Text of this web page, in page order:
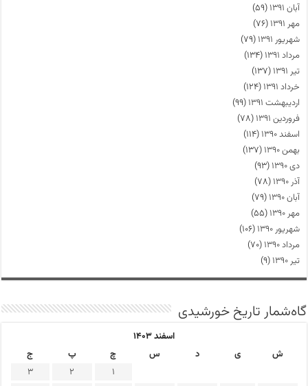
آبان ۱۳۹۱
(۵۹)
مهر ۱۳۹۱
(۷۶)
شهریور ۱۳۹۱
(۷۹)
مرداد ۱۳۹۱
(۱۳۴)
تیر ۱۳۹۱
(۱۳۷)
خرداد ۱۳۹۱
(۱۲۴)
اردیبهشت ۱۳۹۱
(۹۹)
فروردین ۱۳۹۱
(۷۸)
اسفند ۱۳۹۰
(۱۱۴)
بهمن ۱۳۹۰
(۱۳۷)
دی ۱۳۹۰
(۹۳)
آذر ۱۳۹۰
(۷۸)
آبان ۱۳۹۰
(۷۹)
مهر ۱۳۹۰
(۵۵)
شهریور ۱۳۹۰
(۱۰۶)
مرداد ۱۳۹۰
(۷۰)
تیر ۱۳۹۰
(۹)
گاه‌شمار تاریخ خورشیدی
اسفند ۱۴۰۳
ش
ی د س چ پ
ج
1
2
3